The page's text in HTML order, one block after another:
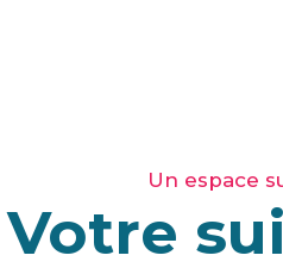
Un espace
Votre